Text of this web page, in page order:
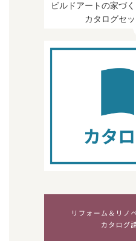
ビルドアートの家づ
カタログセ